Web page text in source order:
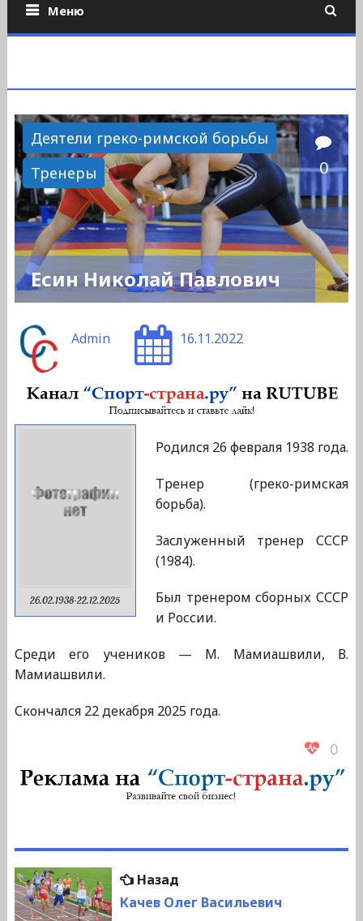
Меню
Деятели греко-римской борьбы
Тренеры
0
Есин Николай Павлович
Admin 16.11.2022
26.02.1938-22.12.2025
Родился 26 февраля 1938 года.
Тренер (греко-римская
борьба).
Заслуженный тренер СССР
(1984).
Был тренером сборных СССР
и России.
Среди его учеников — М. Мамиашвили, В.
Мамиашвили.
Скончался 22 декабря 2025 года.
0
Навигация
по
НазадПредыдущая
запись:
Качев Олег Васильевич